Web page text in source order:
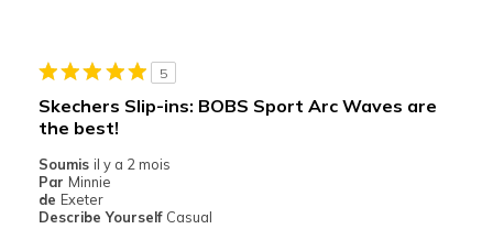
Casual Wear
Travel
Width
Feels true to width
5
Skechers Slip-ins: BOBS Sport Arc Waves are
the best!
Soumis il y a 2 mois
Par Minnie
de Exeter
Describe Yourself Casual